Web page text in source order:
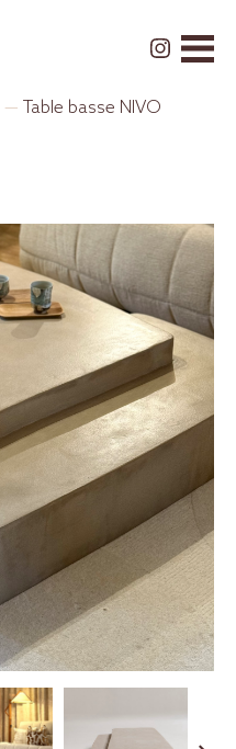
— Table basse NIVO